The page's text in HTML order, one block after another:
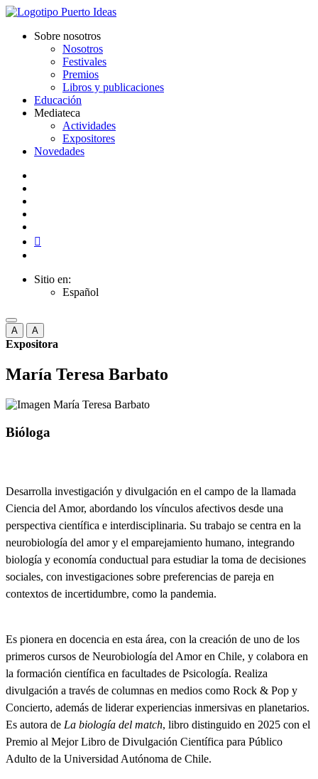
Sobre nosotros
Nosotros
Festivales
Premios
Libros y publicaciones
Educación
Mediateca
Actividades
Expositores
Novedades
Sitio en:
Español
A A
Expositora
María Teresa Barbato
Bióloga
Desarrolla investigación y divulgación en el campo de la llamada
Ciencia del Amor, abordando los vínculos afectivos desde una
perspectiva científica e interdisciplinaria. Su trabajo se centra en la
neurobiología del amor y el emparejamiento humano, integrando
biología y economía conductual para estudiar la toma de decisiones
sociales, con investigaciones sobre preferencias de pareja en
contextos de incertidumbre, como la pandemia.
Es pionera en docencia en esta área, con la creación de uno de los
primeros cursos de Neurobiología del Amor en Chile, y colabora en
la formación científica en facultades de Psicología. Realiza
divulgación a través de columnas en medios como Rock & Pop y
Concierto, además de liderar experiencias inmersivas en planetarios.
Es autora de La biología del match, libro distinguido en 2025 con el
Premio al Mejor Libro de Divulgación Científica para Público
Adulto de la Universidad Autónoma de Chile.